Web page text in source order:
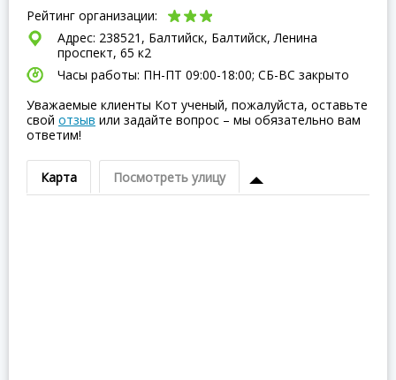
Рейтинг организации:
Адрес: 238521, Балтийск, Балтийск, Ленина
проспект, 65 к2
Часы работы: ПН-ПТ 09:00-18:00; СБ-ВC закрыто
Уважаемые клиенты Кот ученый, пожалуйста, оставьте
свой отзыв или задайте вопрос – мы обязательно вам
ответим!
Карта Посмотреть улицу